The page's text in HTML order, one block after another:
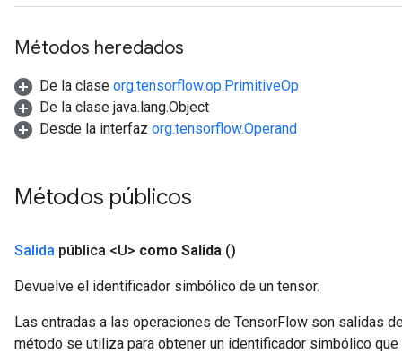
Métodos heredados
De la clase org.tensorflow.op.PrimitiveOp
De la clase java.lang.Object
Desde la interfaz org.tensorflow.Operand
Métodos públicos
Salida pública <U> como Salida ()
Devuelve el identificador simbólico de un tensor.
Las entradas a las operaciones de TensorFlow son salidas
método se utiliza para obtener un identificador simbólico